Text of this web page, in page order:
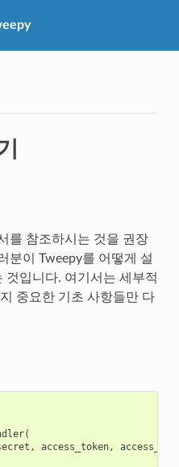
를 참조하시는 것을 권장
분이 Tweepy를 어떻게 설
것입니다. 여기서는 세부적
중요한 기초 사항들만 다
(
, access_token,